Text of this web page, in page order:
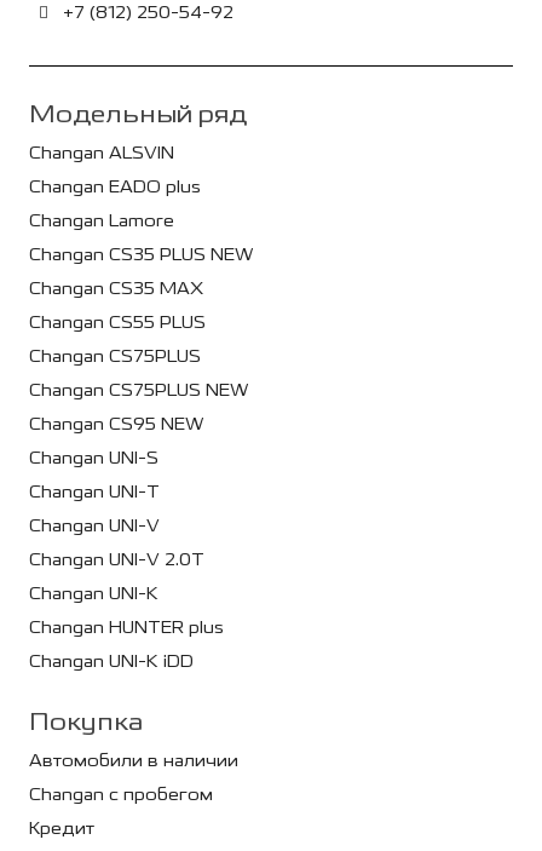
+7 (812) 250-54-92
Модельный ряд
Changan ALSVIN
Changan EADO plus
Changan Lamore
Changan CS35 PLUS NEW
Changan CS35 MAX
Changan CS55 PLUS
Changan CS75PLUS
Changan CS75PLUS NEW
Changan CS95 NEW
Changan UNI-S
Changan UNI-T
Changan UNI-V
Changan UNI-V 2.0T
Changan UNI-K
Changan HUNTER plus
Changan UNI-K iDD
Покупка
Автомобили в наличии
Changan с пробегом
Кредит